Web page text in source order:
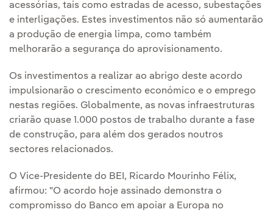
acessórias, tais como estradas de acesso, subestações
e interligações. Estes investimentos não só aumentarão
a produção de energia limpa, como também
melhorarão a segurança do aprovisionamento.
Os investimentos a realizar ao abrigo deste acordo
impulsionarão o crescimento económico e o emprego
nestas regiões. Globalmente, as novas infraestruturas
criarão quase 1.000 postos de trabalho durante a fase
de construção, para além dos gerados noutros
sectores relacionados.
O Vice-Presidente do BEI, Ricardo Mourinho Félix,
afirmou: "O acordo hoje assinado demonstra o
compromisso do Banco em apoiar a Europa no